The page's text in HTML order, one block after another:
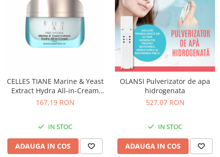
CELLES TIANE Marine & Yeast
Extract Hydra All-in-Cream
(50g)
167,19 RON
IN STOC
ADAUGA IN COS
OLANSI Pulverizator de apa
hidrogenata
527,07 RON
IN STOC
ADAUGA IN COS